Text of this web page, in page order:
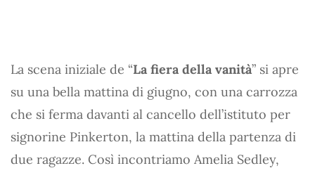
La scena iniziale de “La fiera della vanità” si apre
su una bella mattina di giugno, con una carrozza
che si ferma davanti al cancello dell’istituto per
signorine Pinkerton, la mattina della partenza di
due ragazze. Così incontriamo Amelia Sedley,